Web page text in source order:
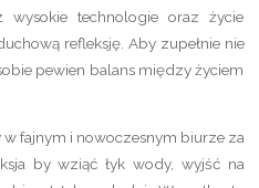
wysokie technologie oraz życie
refleksję. Aby zupełnie nie
pewien balans między życiem
fajnym i nowoczesnym biurze za
by wziąć łyk wody, wyjść na